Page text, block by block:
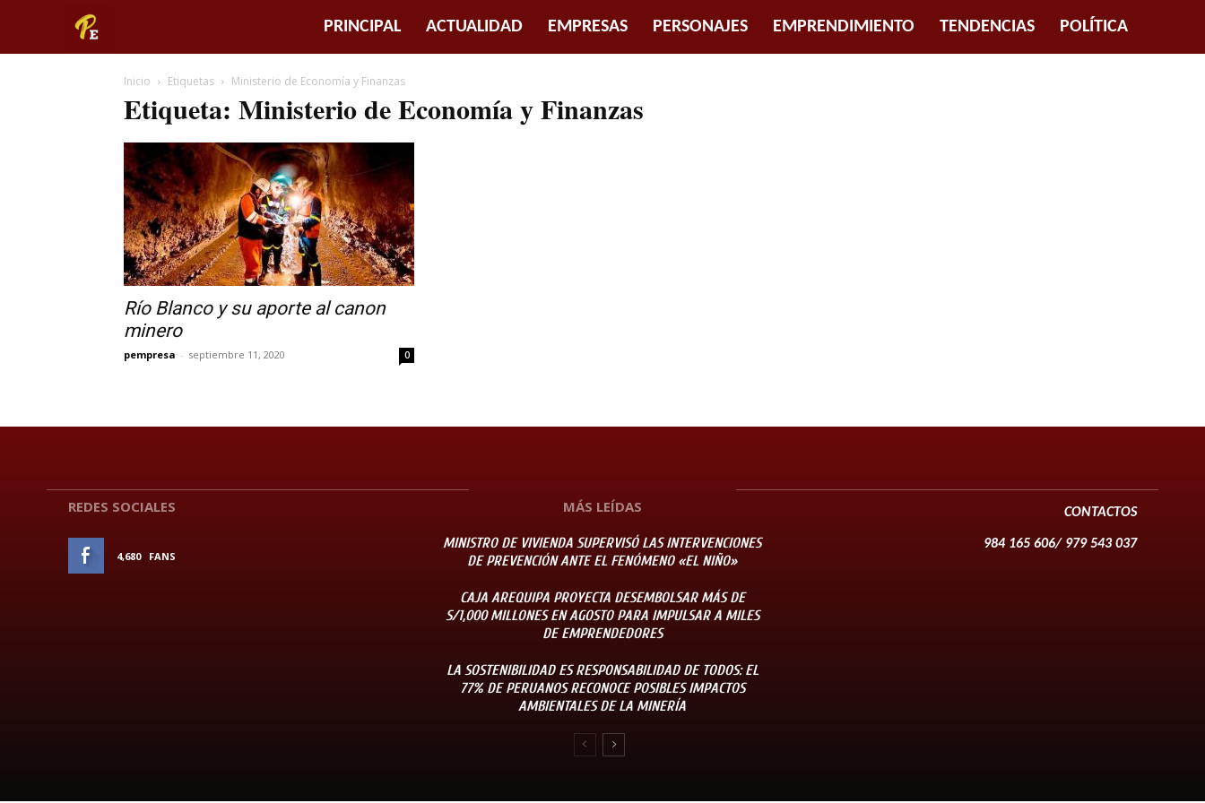
Empresarial
PRINCIPAL ACTUALIDAD EMPRESAS PERSONAJES EMPRENDIMIENTO TENDENCIAS POLÍTICA
Inicio Etiquetas Ministerio de Economía y Finanzas
Etiqueta: Ministerio de Economía y Finanzas
Río Blanco y su aporte al canon
minero
pempresa - septiembre 11, 2020 0
REDES SOCIALES
4,680 FANS
MÁS LEÍDAS
MINISTRO DE VIVIENDA SUPERVISÓ LAS INTERVENCIONES
DE PREVENCIÓN ANTE EL FENÓMENO «EL NIÑO»
CAJA AREQUIPA PROYECTA DESEMBOLSAR MÁS DE
S/1,000 MILLONES EN AGOSTO PARA IMPULSAR A MILES
DE EMPRENDEDORES
LA SOSTENIBILIDAD ES RESPONSABILIDAD DE TODOS: EL
77% DE PERUANOS RECONOCE POSIBLES IMPACTOS
AMBIENTALES DE LA MINERÍA
CONTACTOS
984 165 606/ 979 543 037